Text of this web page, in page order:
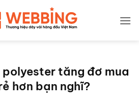
tăng đơ mua
hơn bạn nghĩ?